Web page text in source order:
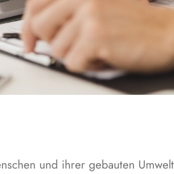
und ihrer gebauten